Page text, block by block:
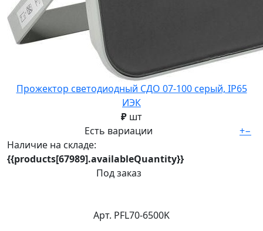
Прожектор светодиодный СДО 07-100 серый, IP65
ИЭК
₽ шт
Есть вариации
Наличие на складе:
{{products[67989].availableQuantity}}
Под заказ
+−
Арт. PFL70-6500K